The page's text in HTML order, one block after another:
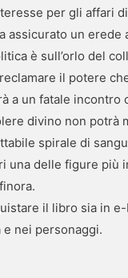
per gli affari
un erede
è sull’orlo del
il potere
a un fatale incontro
divino non potrà
spirale di
delle figure più
il libro sia in
nei personaggi.